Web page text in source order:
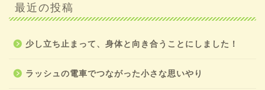
最近の投稿
少し立ち止まって、身体と向き合うことにしました！
ラッシュの電車でつながった小さな思いやり